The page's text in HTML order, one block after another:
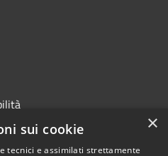
×
sui cookie
tecnici e assimilati strettamente